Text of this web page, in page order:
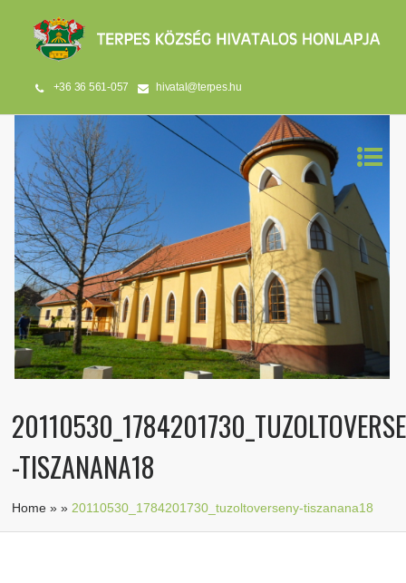
+36 36 561-057 hivatal@terpes.hu
-TISZANANA18
Home »» 20110530_1784201730_tuzoltoverseny-tiszanana18